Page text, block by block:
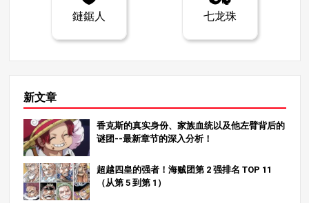
是共存，而是充满了深深的诅咒之谜和紧张气氛。他们未
来的故事发展一定会惊心动魄！ 我已经探讨了淑奈不能碰
裕二的原因。你对这个理论有什么看法？请在下面的评论
请务必查看我们的其他文章。我们迫不及待地想与您一起
继续探索漫画世界，请不要错过我们的下一篇文章！
鏈鋸人 七龙珠
新文章
香克斯的真实身份、家族血统以及他左臂背后的
谜团--最新章节的深入分析！
超越四皇的强者！海贼团第 2 强排名 TOP 11
（从第 5 到第 1）